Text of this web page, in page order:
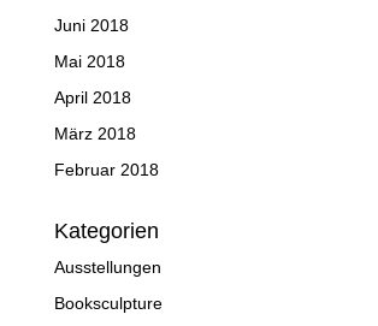
Juni 2018
Mai 2018
April 2018
März 2018
Februar 2018
Kategorien
Ausstellungen
Booksculpture